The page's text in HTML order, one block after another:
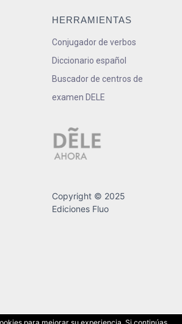
HERRAMIENTAS
Conjugador de verbos
Diccionario español
Buscador de centros de
examen DELE
Copyright © 2025
Ediciones Fluo